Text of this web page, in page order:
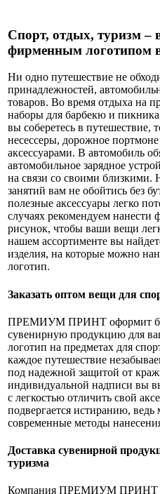
Спорт, отдых, туризм –
фирменным
Ни одно путешествие не
принадлежностей,
товаров. Во время отдыха на
наборы для барбекю и
вы соберетесь в путешествие,
несессеры, дорожное
аксессуарами. В автомобиль
автомобильное зарядное
на связи со своими близкими.
занятий вам не обойтись без
полезные аксессуары легко
случаях рекомендуем
рисунок, чтобы ваши вещи
нашем ассортименте вы
изделия, на которые можно
логотип.
Заказать оптом вещи для
ПРЕМИУМ ПРИНТ оформит
сувенирную продукцию для
логотип на предметах для
каждое путешествие
под надежной защитой от
индивидуальной надписи вы
с легкостью отличить свой
подвергается истиранию,
современные методы
Доставка сувенирной
туризма
Компания ПРЕМИУМ ПРИНТ